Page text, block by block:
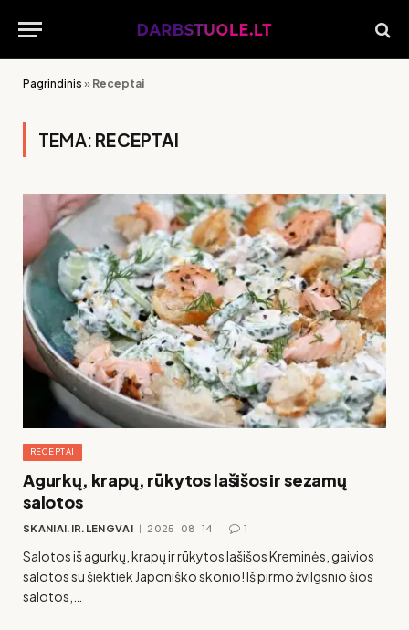
Pagrindinis » Receptai
TEMA: RECEPTAI
RECEPTAI
Agurkų, krapų, rūkytos lašišos ir sezamų
salotos
SKANIAI.IR.LENGVAI 2025-08-14 1
Salotos iš agurkų, krapų ir rūkytos lašišos Kreminės, gaivios
salotos su šiektiek Japoniško skonio! Iš pirmo žvilgsnio šios
salotos,…